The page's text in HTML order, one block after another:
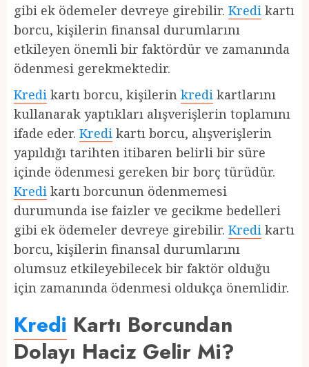
gibi ek ödemeler devreye girebilir. Kredi kartı
borcu, kişilerin finansal durumlarını
etkileyen önemli bir faktördür ve zamanında
ödenmesi gerekmektedir.
Kredi kartı borcu, kişilerin kredi kartlarını
kullanarak yaptıkları alışverişlerin toplamını
ifade eder. Kredi kartı borcu, alışverişlerin
yapıldığı tarihten itibaren belirli bir süre
içinde ödenmesi gereken bir borç türüdür.
Kredi kartı borcunun ödenmemesi
durumunda ise faizler ve gecikme bedelleri
gibi ek ödemeler devreye girebilir. Kredi kartı
borcu, kişilerin finansal durumlarını
olumsuz etkileyebilecek bir faktör olduğu
için zamanında ödenmesi oldukça önemlidir.
Kredi Kartı Borcundan
Dolayı Haciz Gelir Mi?